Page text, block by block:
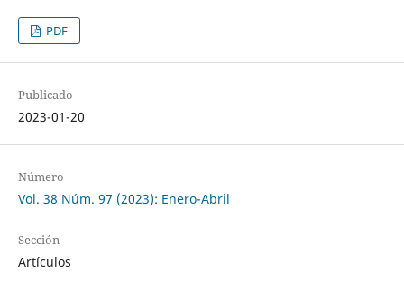
PDF
Publicado
2023-01-20
Número
Vol. 38 Núm. 97 (2023): Enero-Abril
Sección
Artículos